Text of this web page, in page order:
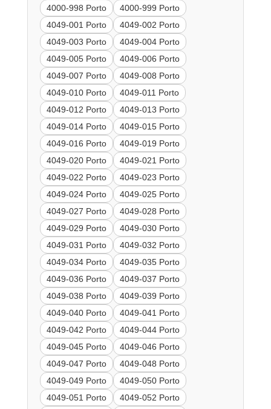
4000-998 Porto
4000-999 Porto
4049-001 Porto
4049-002 Porto
4049-003 Porto
4049-004 Porto
4049-005 Porto
4049-006 Porto
4049-007 Porto
4049-008 Porto
4049-010 Porto
4049-011 Porto
4049-012 Porto
4049-013 Porto
4049-014 Porto
4049-015 Porto
4049-016 Porto
4049-019 Porto
4049-020 Porto
4049-021 Porto
4049-022 Porto
4049-023 Porto
4049-024 Porto
4049-025 Porto
4049-027 Porto
4049-028 Porto
4049-029 Porto
4049-030 Porto
4049-031 Porto
4049-032 Porto
4049-034 Porto
4049-035 Porto
4049-036 Porto
4049-037 Porto
4049-038 Porto
4049-039 Porto
4049-040 Porto
4049-041 Porto
4049-042 Porto
4049-044 Porto
4049-045 Porto
4049-046 Porto
4049-047 Porto
4049-048 Porto
4049-049 Porto
4049-050 Porto
4049-051 Porto
4049-052 Porto